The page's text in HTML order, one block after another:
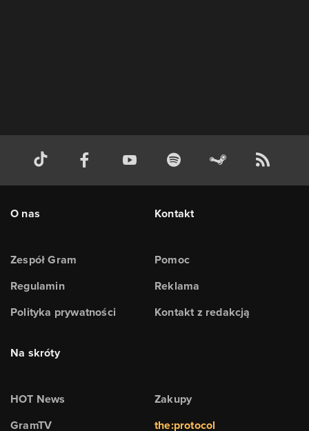
O nas
Zespół Gram
Regulamin
Polityka prywatności
Kontakt
Pomoc
Reklama
Kontakt z redakcją
Na skróty
HOT News
GramTV
Zakupy
the:protocol